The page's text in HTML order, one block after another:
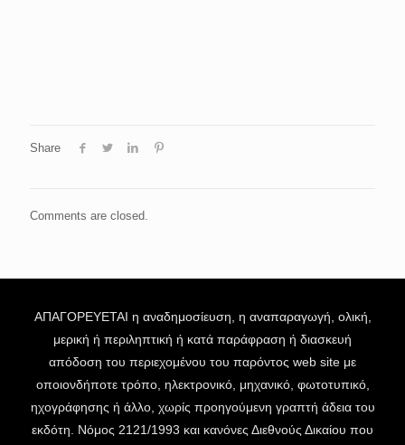
Share
Comments are closed.
ΑΠΑΓΟΡΕΥΕΤΑΙ η αναδημοσίευση, η αναπαραγωγή, ολική,
μερική ή περιληπτική ή κατά παράφραση ή διασκευή
απόδοση του περιεχομένου του παρόντος web site με
οποιονδήποτε τρόπο, ηλεκτρονικό, μηχανικό, φωτοτυπικό,
ηχογράφησης ή άλλο, χωρίς προηγούμενη γραπτή άδεια του
εκδότη. Νόμος 2121/1993 και κανόνες Διεθνούς Δικαίου που